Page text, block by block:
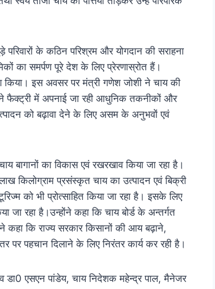
के कठिन परिश्रम और योगदान की सराहना
का समर्पण पूरे देश के लिए प्रेरणास्रोत हैं।
किया। इस अवसर पर मंत्री गणेश जोशी ने चाय की
फैक्ट्री में अपनाई जा रही आधुनिक तकनीकों और
को बढ़ावा देने के लिए असम के अनुभवों एवं
बागानों का विकास एवं रखरखाव किया जा रहा है।
किलोग्राम प्रसंस्कृत चाय का उत्पादन एवं बिक्री
को भी प्रोत्साहित किया जा रहा है। इसके लिए
जा रहा है।उन्होंने कहा कि चाय बोर्ड के अन्तर्गत
कहा कि राज्य सरकार किसानों की आय बढ़ाने,
पर पहचान दिलाने के लिए निरंतर कार्य कर रही है।
डा0 एसएन पांडेय, चाय निदेशक महेन्द्र पाल, मैनेजर